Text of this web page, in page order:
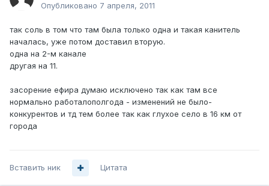
Опубликовано 7 апреля, 2011
так соль в том что там была только одна и такая канитель
началась, уже потом доставил вторую.
одна на 2-м канале
другая на 11.
засорение ефира думаю исключено так как там все
нормально работалополгода - изменений не было-
конкурентов и тд тем более так как глухое село в 16 км от
города
Вставить ник Цитата